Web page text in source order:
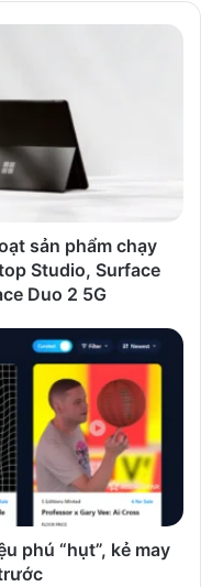
sản phẩm chạy
Studio, Surface
Duo 2 5G
phú “hụt”, kẻ may